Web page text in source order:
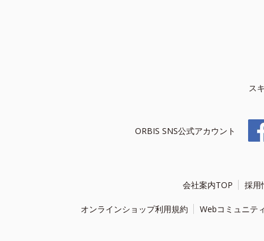
ス
ORBIS SNS公式アカウント
会社案内TOP 採用
オンラインショップ利用規約 Webコミュニテ